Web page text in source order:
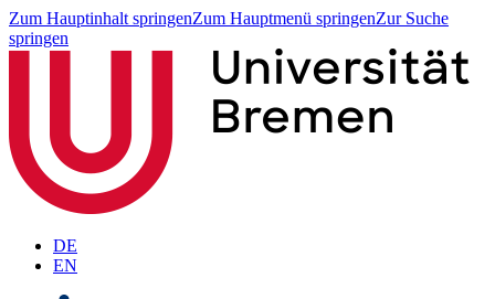
Zum Hauptinhalt springenZum Hauptmenü springenZur Suche
springen
DE
EN